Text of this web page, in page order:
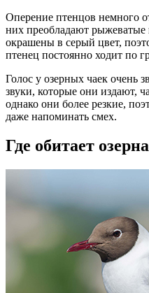
Оперение птенцов немного
них преобладают рыжеватые
окрашены в серый цвет,
птенец постоянно ходит по
Голос у озерных чаек очень
звуки, которые они издают,
однако они более резкие,
даже напоминать смех.
Где обитает